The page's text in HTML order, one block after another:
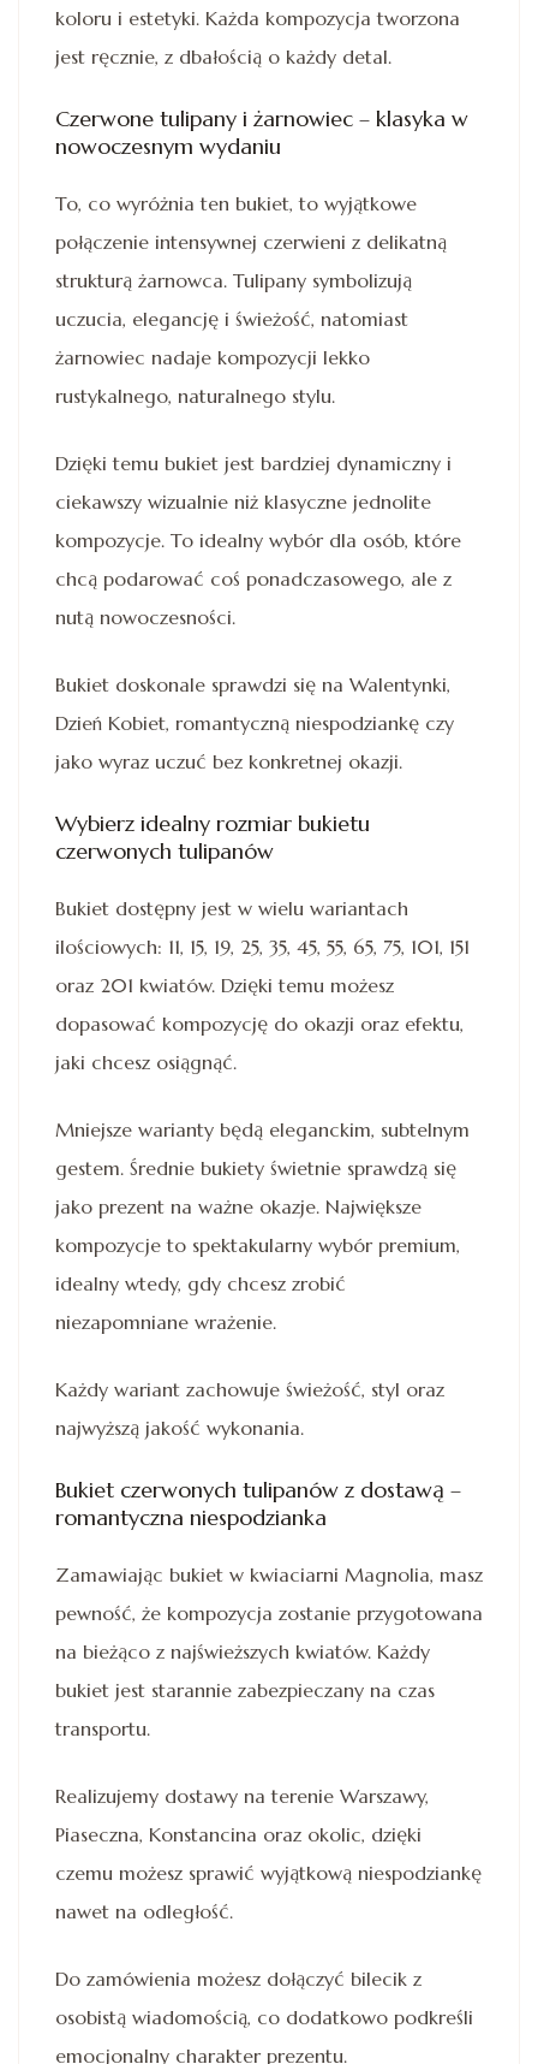
koloru i estetyki. Każda kompozycja tworzona
jest ręcznie, z dbałością o każdy detal.
Czerwone tulipany i żarnowiec – klasyka w
nowoczesnym wydaniu
To, co wyróżnia ten bukiet, to wyjątkowe
połączenie intensywnej czerwieni z delikatną
strukturą żarnowca. Tulipany symbolizują
uczucia, elegancję i świeżość, natomiast
żarnowiec nadaje kompozycji lekko
rustykalnego, naturalnego stylu.
Dzięki temu bukiet jest bardziej dynamiczny i
ciekawszy wizualnie niż klasyczne jednolite
kompozycje. To idealny wybór dla osób, które
chcą podarować coś ponadczasowego, ale z
nutą nowoczesności.
Bukiet doskonale sprawdzi się na Walentynki,
Dzień Kobiet, romantyczną niespodziankę czy
jako wyraz uczuć bez konkretnej okazji.
Wybierz idealny rozmiar bukietu
czerwonych tulipanów
Bukiet dostępny jest w wielu wariantach
ilościowych: 11, 15, 19, 25, 35, 45, 55, 65, 75, 101, 151
oraz 201 kwiatów. Dzięki temu możesz
dopasować kompozycję do okazji oraz efektu,
jaki chcesz osiągnąć.
Mniejsze warianty będą eleganckim, subtelnym
gestem. Średnie bukiety świetnie sprawdzą się
jako prezent na ważne okazje. Największe
kompozycje to spektakularny wybór premium,
idealny wtedy, gdy chcesz zrobić
niezapomniane wrażenie.
Każdy wariant zachowuje świeżość, styl oraz
najwyższą jakość wykonania.
Bukiet czerwonych tulipanów z dostawą –
romantyczna niespodzianka
Zamawiając bukiet w kwiaciarni Magnolia, masz
pewność, że kompozycja zostanie przygotowana
na bieżąco z najświeższych kwiatów. Każdy
bukiet jest starannie zabezpieczany na czas
transportu.
Realizujemy dostawy na terenie Warszawy,
Piaseczna, Konstancina oraz okolic, dzięki
czemu możesz sprawić wyjątkową niespodziankę
nawet na odległość.
Do zamówienia możesz dołączyć bilecik z
osobistą wiadomością, co dodatkowo podkreśli
emocjonalny charakter prezentu.